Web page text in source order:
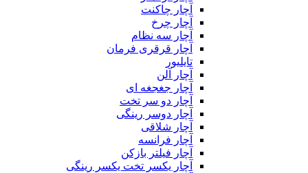
آچار چاکنت
آچار چرخ
آچار سه نظام
آچار قرقری فرمان
تایلیور
آچار آلن
آچار جغجغه ای
آچار دو سر تخت
آچار دوسر رینگی
آچار شلاقی
آچار فرانسه
آچار فیلتر بازکن
آچار یکسر تخت یکسر رینگی